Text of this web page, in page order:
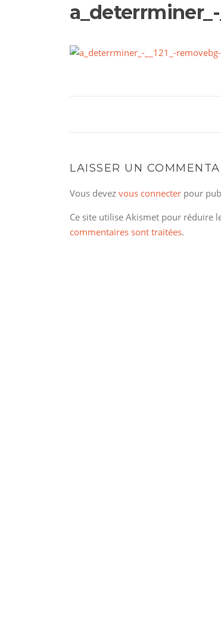
LAISSER UN
Vous devez vous connecter pour
Ce site utilise Akismet pour réduire
commentaires sont traitées.